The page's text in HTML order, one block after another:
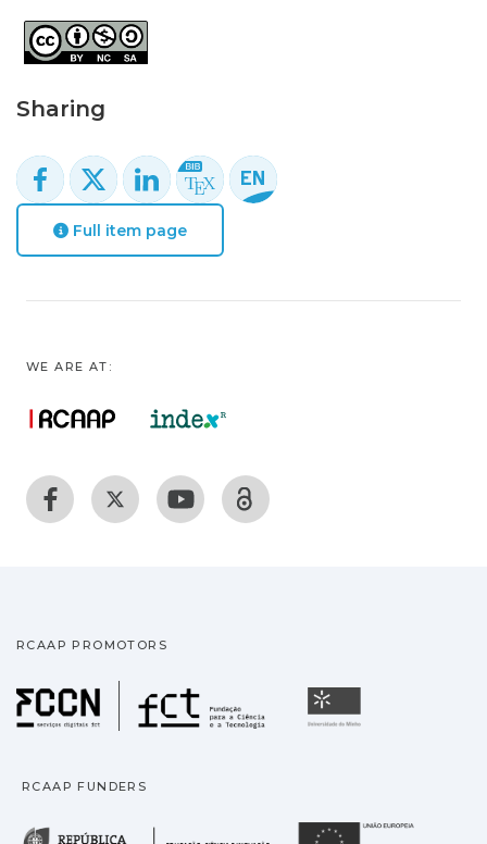
Sharing
Full item page
WE ARE AT:
RCAAP PROMOTORS
Fundação para a
RCAAP FUNDERS
República Portuguesa